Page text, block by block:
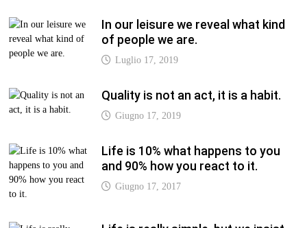
In our leisure we reveal what kind
of people we are.
Luglio 17, 2019
Quality is not an act, it is a habit.
Giugno 17, 2019
Life is 10% what happens to you
and 90% how you react to it.
Giugno 17, 2017